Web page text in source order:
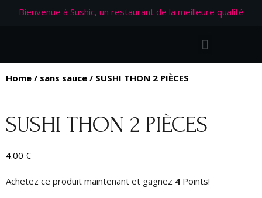
Bienvenue à Sushic, un restaurant de la meilleure qualité
Home / sans sauce / SUSHI THON 2 PIÈCES
SUSHI THON 2 PIÈCES
4.00 €
Achetez ce produit maintenant et gagnez 4 Points!